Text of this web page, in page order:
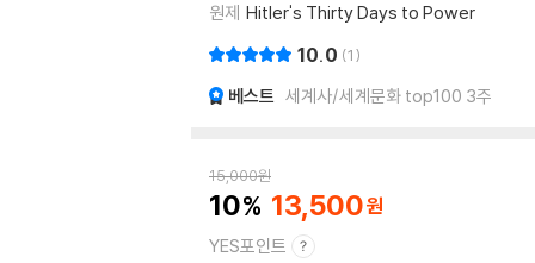
원제 Hitler's Thirty Days to Power
10.0 1
베스트 세계사/세계문화 top100 3주
15,000원
10 13,500
YES포인트